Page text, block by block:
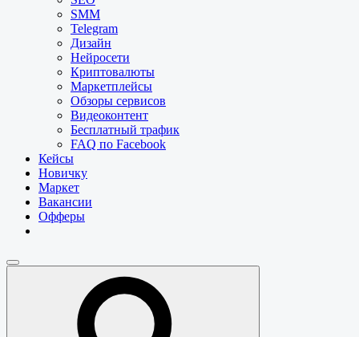
SMM
Telegram
Дизайн
Нейросети
Криптовалюты
Маркетплейсы
Обзоры сервисов
Видеоконтент
Бесплатный трафик
FAQ по Facebook
Кейсы
Новичку
Маркет
Вакансии
Офферы